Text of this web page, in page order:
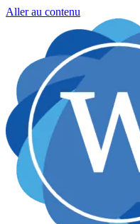
Aller au contenu